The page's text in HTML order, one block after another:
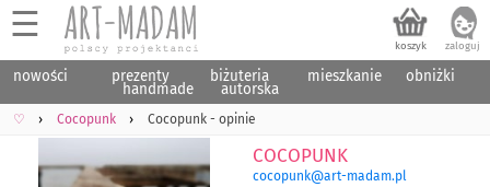
☰
nowości prezenty
handmade
biżuteria
autorska
mieszkanie obniżki
♡ Cocopunk Cocopunk - opinie
Cocopunk
cocopunk@art-madam.pl